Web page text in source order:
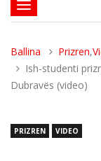
Toggle
navigation
Ballina Prizren,
Ish-studenti
Dubravës (video)
PRIZREN VIDEO